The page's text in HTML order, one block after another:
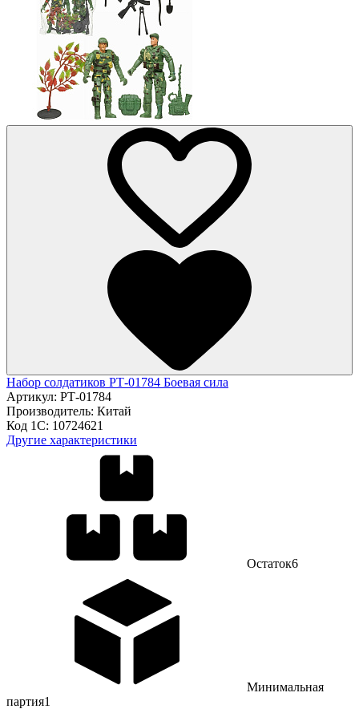
Набор солдатиков РТ-01784 Боевая сила
Артикул: РТ-01784
Производитель: Китай
Код 1С: 10724621
Другие характеристики
Остаток6
Минимальная
партия1